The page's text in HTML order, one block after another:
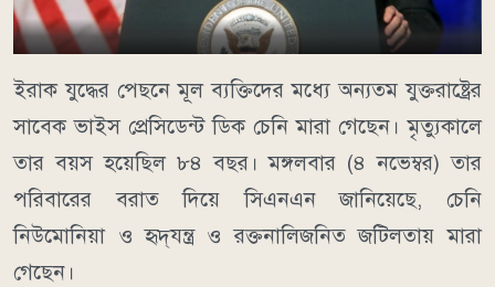
ইরাক যুদ্ধের পেছনে মূল ব্যক্তিদের মধ্যে অন্যতম যুক্তরাষ্ট্রের
সাবেক ভাইস প্রেসিডেন্ট ডিক চেনি মারা গেছেন। মৃত্যুকালে
তার বয়স হয়েছিল ৮৪ বছর। মঙ্গলবার (৪ নভেম্বর) তার
পরিবারের বরাত দিয়ে সিএনএন জানিয়েছে, চেনি
নিউমোনিয়া ও হৃদ্‌যন্ত্র ও রক্তনালিজনিত জটিলতায় মারা
গেছেন।